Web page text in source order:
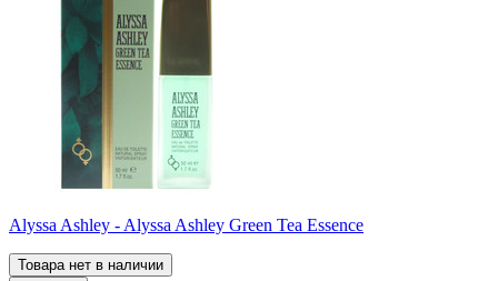
Alyssa Ashley - Alyssa Ashley Green Tea Essence
Товара нет в наличии